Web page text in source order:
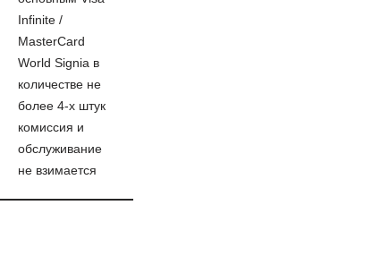
Infinite /
MasterCard
World Signia в
количестве не
более 4-х штук
комиссия и
обслуживание
не взимается